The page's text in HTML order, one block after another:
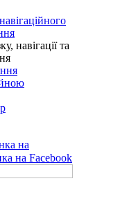
навігації та
на